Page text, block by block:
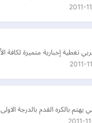
2011-
إخبارية متميزة لكافة
2011-
يهتم بالكره القدم بالدرجة
2011-